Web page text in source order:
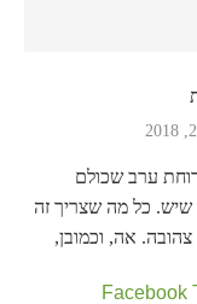
ערב שכולם
שיש. כל מה שצריך זה
צהובה. אה, וכמובן,
Facebook